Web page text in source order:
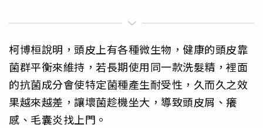
柯博桓說明，頭皮上有各種微生物，健康的頭皮靠
菌群平衡來維持，若長期使用同一款洗髮精，裡面
的抗菌成分會使特定菌種產生耐受性，久而久之效
果越來越差，讓壞菌趁機坐大，導致頭皮屑、癢
感、毛囊炎找上門。